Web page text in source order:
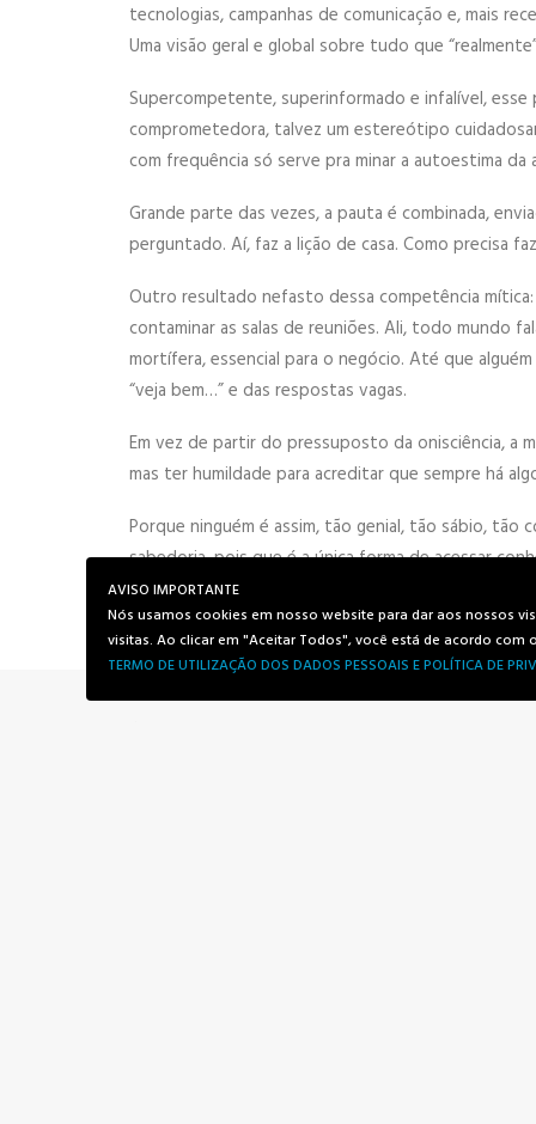
tecnologias, campanhas de comunicação e, mais
Uma visão geral e global sobre tudo que
Supercompetente, superinformado e infalível,
comprometedora, talvez um estereótipo
com frequência só serve pra minar a autoestima da
Grande parte das vezes, a pauta é combinada,
perguntado. Aí, faz a lição de casa. Como precisa
Outro resultado nefasto dessa competência
contaminar as salas de reuniões. Ali, todo mundo
mortífera, essencial para o negócio. Até que
“veja bem…” e das respostas vagas.
Em vez de partir do pressuposto da onisciência, a
mas ter humildade para acreditar que sempre há
Porque ninguém é assim, tão genial, tão sábio,
sabedoria, pois que é a única forma de acessar
Procure por pessoas assim, competentes, mas
AVISO IMPORTANTE
Nós usamos cookies em nosso website para dar aos nossos
visitas. Ao clicar em "Aceitar Todos", você está de acordo
TERMO DE UTILIZAÇÃO DOS DADOS PESSOAIS E POLÍTICA DE